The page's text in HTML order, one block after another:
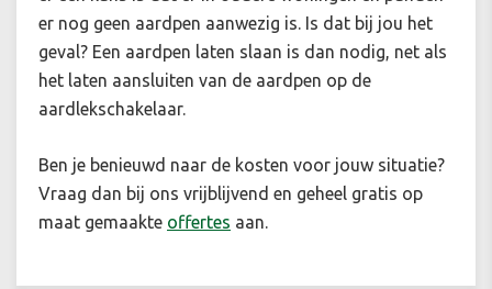
er nog geen aardpen aanwezig is. Is dat bij jou het
geval? Een aardpen laten slaan is dan nodig, net als
het laten aansluiten van de aardpen op de
aardlekschakelaar.
Ben je benieuwd naar de kosten voor jouw situatie?
Vraag dan bij ons vrijblijvend en geheel gratis op
maat gemaakte offertes aan.